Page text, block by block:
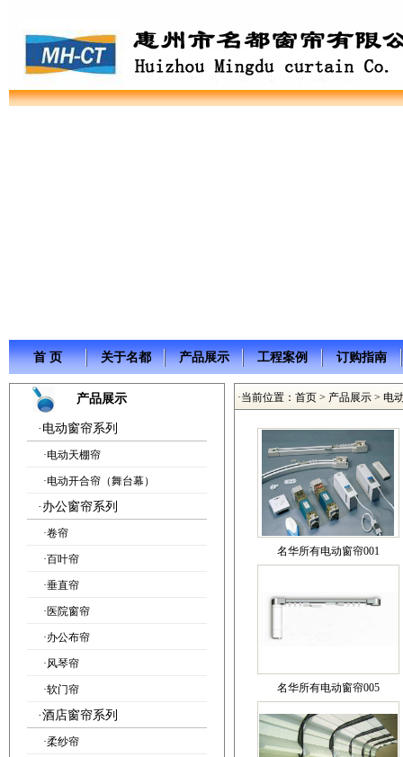
首 页 关于名都 产品展示 工程案例 订购指南
产品展示
· 电动窗帘系列
·电动天棚帘
·电动开合帘（舞台幕）
· 办公窗帘系列
·卷帘
·百叶帘
·垂直帘
· 医院窗帘
·办公布帘
·风琴帘
·软门帘
·酒店窗帘系列
·柔纱帘
·当前位置： 首页 > 产品展示 > 电
名华所有电动窗帘001
名华所有电动窗帘005